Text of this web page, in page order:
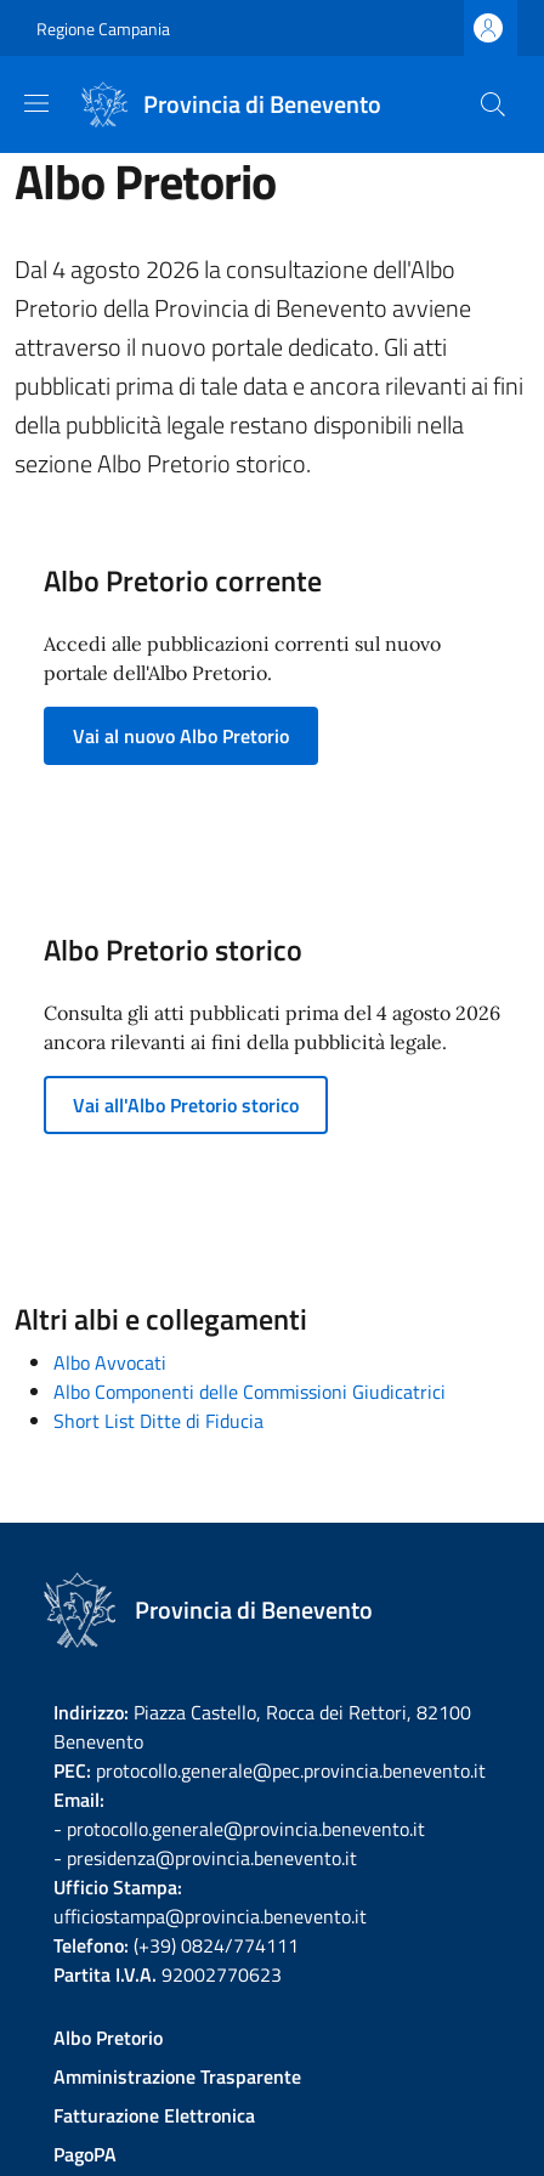
Regione Campania
Provincia di Benevento
Albo Pretorio
Dal 4 agosto 2026 la consultazione dell'Albo
Pretorio della Provincia di Benevento avviene
attraverso il nuovo portale dedicato. Gli atti
pubblicati prima di tale data e ancora rilevanti ai fini
della pubblicità legale restano disponibili nella
sezione Albo Pretorio storico.
Albo Pretorio corrente
Accedi alle pubblicazioni correnti sul nuovo
portale dell'Albo Pretorio.
Vai al nuovo Albo Pretorio
Albo Pretorio storico
Consulta gli atti pubblicati prima del 4 agosto 2026
ancora rilevanti ai fini della pubblicità legale.
Vai all'Albo Pretorio storico
Altri albi e collegamenti
Albo Avvocati
Albo Componenti delle Commissioni Giudicatrici
Short List Ditte di Fiducia
Provincia di Benevento
Indirizzo: Piazza Castello, Rocca dei Rettori, 82100
Benevento
PEC: protocollo.generale@pec.provincia.benevento.it
Email:
- protocollo.generale@provincia.benevento.it
- presidenza@provincia.benevento.it
Ufficio Stampa:
ufficiostampa@provincia.benevento.it
Telefono: (+39) 0824/774111
Partita I.V.A. 92002770623
Albo Pretorio
Amministrazione Trasparente
Fatturazione Elettronica
PagoPA